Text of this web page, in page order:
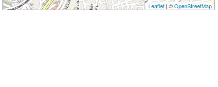
Leaflet| ©OpenStreetMap